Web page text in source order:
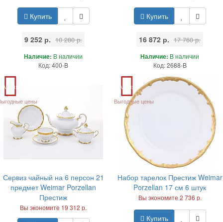
Купить
9 252 р. 10 280 р.
Наличие: В наличии
Код: 400-B
Купить
16 872 р. 17 760 р.
Наличие: В наличии
Код: 2688-B
Акция
цены
Сервиз чайный на 6 персон 21
предмет Weimar Porzellan
Престиж
Вы экономите 19 312 р.
Акция
Выгодные цены
Набор тарелок Престиж Weimar
Porzellan 17 см 6 штук
Вы экономите 2 736 р.
Купить